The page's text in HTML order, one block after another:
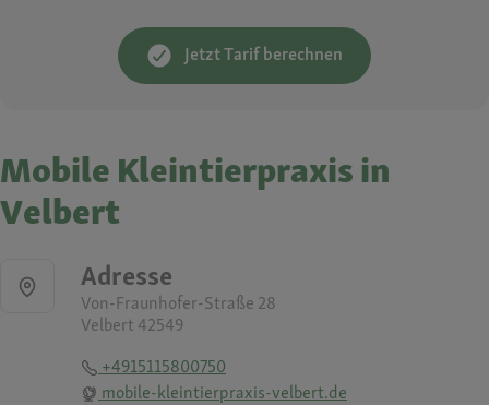
Jetzt Tarif berechnen
Mobile Kleintierpraxis in
Velbert
Adresse
Von-Fraunhofer-Straße 28
Velbert 42549
+4915115800750
mobile-kleintierpraxis-velbert.de